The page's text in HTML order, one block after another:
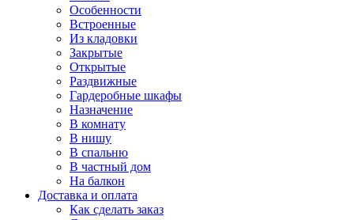
Особенности
Встроенные
Из кладовки
Закрытые
Открытые
Раздвижные
Гардеробные шкафы
Назначение
В комнату
В нишу
В спальню
В частный дом
На балкон
Доставка и оплата
Как сделать заказ